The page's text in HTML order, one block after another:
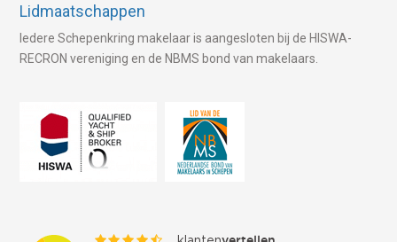
Lidmaatschappen
Iedere Schepenkring makelaar is aangesloten bij de HISWA-
RECRON vereniging en de NBMS bond van makelaars.